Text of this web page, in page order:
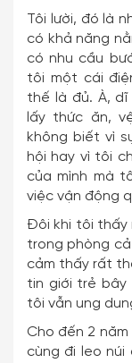
Tôi lười, đó là
có khả năng
có nhu cầu
tôi một cái
thế là đủ. À,
lấy thức ăn,
không biết vì
hội hay vì tôi
của mình mà
việc vận động
Đôi khi tôi thấy
trong phòng
cảm thấy rất
tin giới trẻ bây
tôi vẫn ung
Cho đến 2
cùng đi leo núi